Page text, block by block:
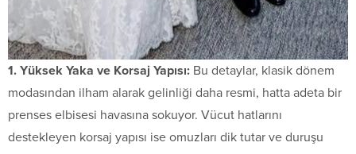
1. Yüksek Yaka ve Korsaj Yapısı: Bu detaylar, klasik dönem
modasından ilham alarak gelinliği daha resmi, hatta adeta bir
prenses elbisesi havasına sokuyor. Vücut hatlarını
destekleyen korsaj yapısı ise omuzları dik tutar ve duruşu